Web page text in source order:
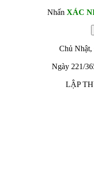
Nhấn XÁC
Chủ Nhật,
Ngày 221/
LẬP